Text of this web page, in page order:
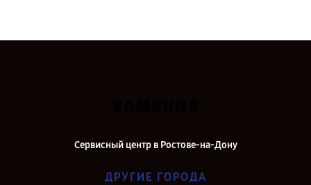
Сервисный центр в Ростове-на-Дону
ДРУГИЕ ГОРОДА